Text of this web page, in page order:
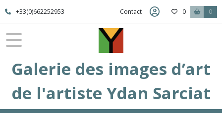
+33(0)662252953 Contact 0 0
Galerie des images d’art
de l'artiste Ydan Sarciat